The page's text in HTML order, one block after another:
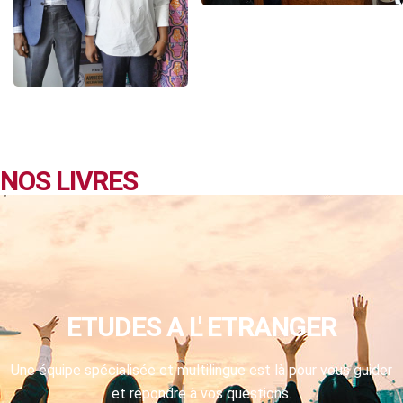
NOS LIVRES
ETUDES A L' ETRANGER
Une équipe spécialisée et multilingue est là pour vous guider
et répondre à vos questions.